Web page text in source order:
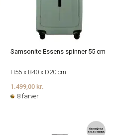
Samsonite Essens spinner 55 cm
H55 x B40 x D20 cm
1.499,00 kr.
8 farver